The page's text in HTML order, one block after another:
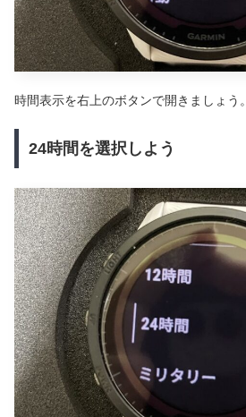
時間表示を右上のボタンで開きましょう。
24時間を選択しよう